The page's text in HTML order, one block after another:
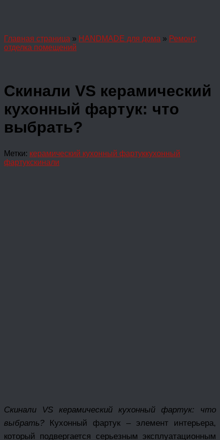
Главная страница » HANDMADE для дома » Ремонт,
отделка помещений
Скинали VS керамический
кухонный фартук: что
выбрать?
Метки: керамический кухонный фартуккухонный
фартукскинали
Скинали VS керамический кухонный фартук: что
выбрать? Кухонный фартук – элемент интерьера,
который подвергается серьезным эксплуатационным